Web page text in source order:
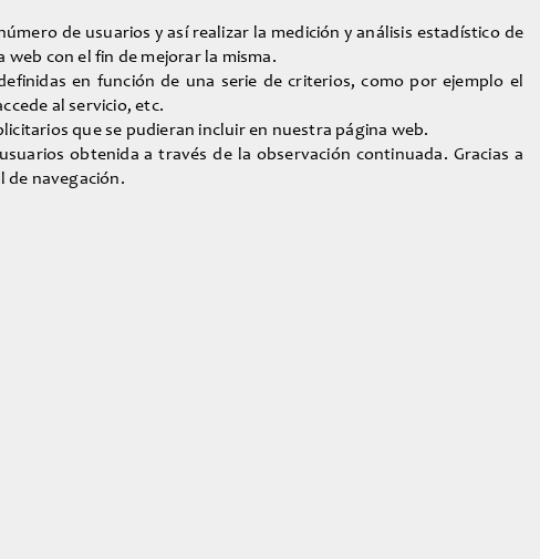
de usuarios y así realizar la medición y análisis estadístico de
con el fin de mejorar la misma.
en función de una serie de criterios, como por ejemplo el
al servicio, etc.
que se pudieran incluir en nuestra página web.
obtenida a través de la observación continuada. Gracias a
de navegación.